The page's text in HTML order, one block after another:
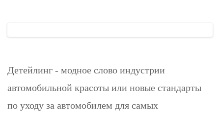
Детейлинг - модное слово индустрии
автомобильной красоты или новые стандарты
по уходу за автомобилем для самых